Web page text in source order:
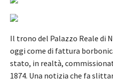
Il trono del Palazzo Reale di
oggi come di fattura
stato, in realtà,
1874. Una notizia che fa